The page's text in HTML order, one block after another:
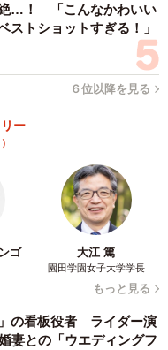
…！ 「こんなかわいい
ストショットすぎる！」
６位以降を見る
ー
ゴ 大江 篤
園田学園女子大学学長
もっと見る
の看板役者 ライダー演
妻との「ウエディングフ